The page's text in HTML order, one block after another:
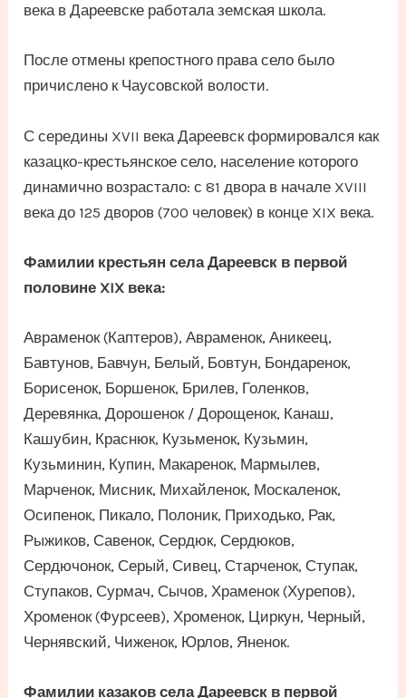
века в Дареевске работала земская школа.
После отмены крепостного права село было
причислено к Чаусовской волости.
С середины XVII века Дареевск формировался как
казацко-крестьянское село, население которого
динамично возрастало: с 81 двора в начале XVIII
века до 125 дворов (700 человек) в конце XIX века.
Фамилии крестьян села Дареевск в первой
половине XIX века:
Авраменок (Каптеров), Авраменок, Аникеец,
Бавтунов, Бавчун, Белый, Бовтун, Бондаренок,
Борисенок, Боршенок, Брилев, Голенков,
Деревянка, Дорошенок / Дорощенок, Канаш,
Кашубин, Краснюк, Кузьменок, Кузьмин,
Кузьминин, Купин, Макаренок, Мармылев,
Марченок, Мисник, Михайленок, Москаленок,
Осипенок, Пикало, Полоник, Приходько, Рак,
Рыжиков, Савенок, Сердюк, Сердюков,
Сердючонок, Серый, Сивец, Старченок, Ступак,
Ступаков, Сурмач, Сычов, Храменок (Хурепов),
Хроменок (Фурсеев), Хроменок, Циркун, Черный,
Чернявский, Чиженок, Юрлов, Яненок.
Фамилии казаков села Дареевск в первой